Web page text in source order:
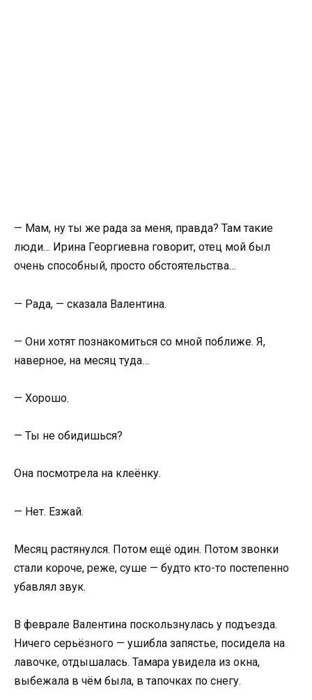
— Мам, ну ты же рада за меня, правда? Там такие
люди… Ирина Георгиевна говорит, отец мой был
очень способный, просто обстоятельства…
— Рада, — сказала Валентина.
— Они хотят познакомиться со мной поближе. Я,
наверное, на месяц туда…
— Хорошо.
— Ты не обидишься?
Она посмотрела на клеёнку.
— Нет. Езжай.
Месяц растянулся. Потом ещё один. Потом звонки
стали короче, реже, суше — будто кто-то постепенно
убавлял звук.
В феврале Валентина поскользнулась у подъезда.
Ничего серьёзного — ушибла запястье, посидела на
лавочке, отдышалась. Тамара увидела из окна,
выбежала в чём была, в тапочках по снегу.